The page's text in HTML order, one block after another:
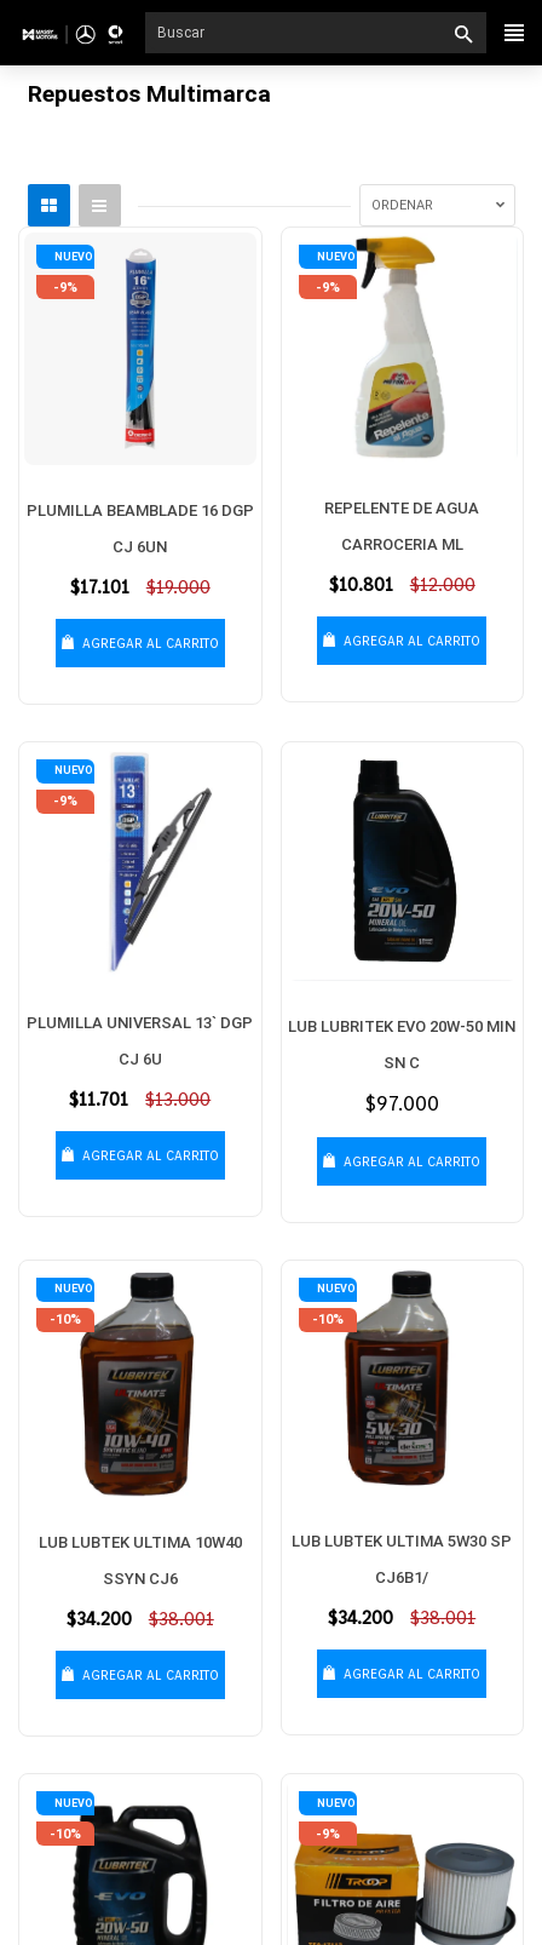
directamente
Repuestos Multimarca
ORDENAR
NUEVO
-9%
PLUMILLA BEAMBLADE 16 DGP
CJ 6UN
Precio
$17.101 $19.000
AGREGAR AL CARRITO
NUEVO
-9%
REPELENTE DE AGUA
CARROCERIA ML
Precio
$10.801 $12.000
AGREGAR AL CARRITO
NUEVO
-9%
PLUMILLA UNIVERSAL 13` DGP
CJ 6U
Precio
$11.701 $13.000
AGREGAR AL CARRITO
LUB LUBRITEK EVO 20W-50 MIN
SN C
Precio
$97.000
AGREGAR AL CARRITO
NUEVO
-10%
LUB LUBTEK ULTIMA 10W40
SSYN CJ6
Precio
$34.200 $38.001
AGREGAR AL CARRITO
NUEVO
-10%
LUB LUBTEK ULTIMA 5W30 SP
CJ6B1/
Precio
$34.200 $38.001
AGREGAR AL CARRITO
NUEVO
-10%
NUEVO
-9%